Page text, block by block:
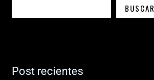
BUSCAR
Post recientes